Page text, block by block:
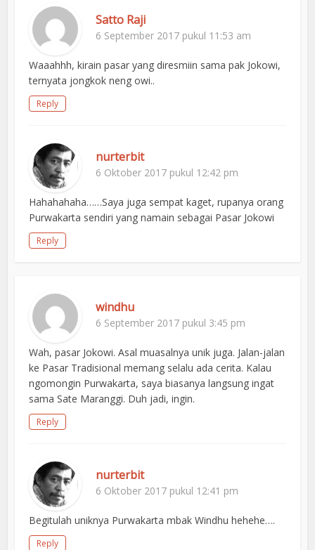
Satto Raji
6 September 2017 pukul 11:53 am
Waaahhh, kirain pasar yang diresmiin sama pak Jokowi,
ternyata jongkok neng owi..
Reply
nurterbit
6 Oktober 2017 pukul 12:42 pm
Hahahahaha……Saya juga sempat kaget, rupanya orang
Purwakarta sendiri yang namain sebagai Pasar Jokowi
Reply
windhu
6 September 2017 pukul 3:45 pm
Wah, pasar Jokowi. Asal muasalnya unik juga. Jalan-jalan
ke Pasar Tradisional memang selalu ada cerita. Kalau
ngomongin Purwakarta, saya biasanya langsung ingat
sama Sate Maranggi. Duh jadi, ingin.
Reply
nurterbit
6 Oktober 2017 pukul 12:41 pm
Begitulah uniknya Purwakarta mbak Windhu hehehe….
Reply